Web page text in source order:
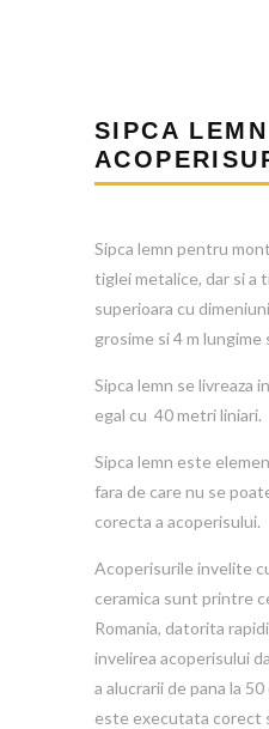
SIPCA
Sipca lemn pentru
tiglei metalice, dar si a
superioara cu
grosime si 4 m lungime
Sipca lemn se livreaza
egal cu 40 metri liniari.
Sipca lemn este
fara de care nu se
corecta a acoperisului.
Acoperisurile invelite
ceramica sunt printre
Romania, datorita
invelirea acoperisului
a alucrarii de pana la
este executata corect